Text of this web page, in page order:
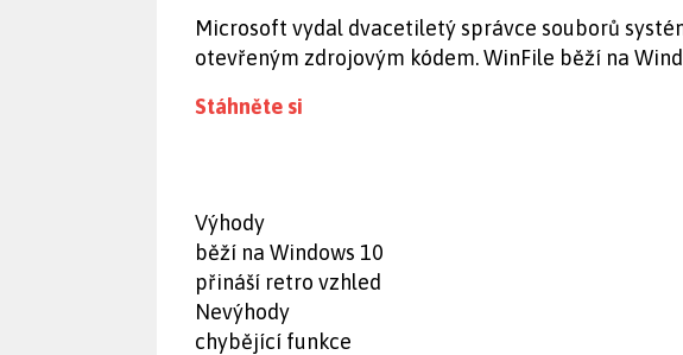
Microsoft vydal dvacetiletý správce souborů
otevřeným zdrojovým kódem. WinFile běží na
Stáhněte si
Výhody
běží na Windows 10
přináší retro vzhled
Nevýhody
chybějící funkce